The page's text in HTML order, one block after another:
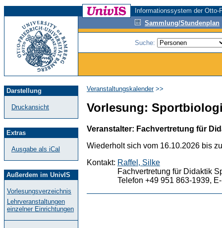
Informationssystem der
Sammlung/Stundenplan
Suche:
Darstellung
Druckansicht
Extras
Ausgabe als iCal
Außerdem im UnivIS
Vorlesungsverzeichnis
Lehrveranstaltungen
einzelner Einrichtungen
Veranstaltungskalender>>
Vorlesung:
Veranstalter: Fachvertretung für
Wiederholt sich vom 16.10.2026 bis
Kontakt: Raffel, Silke
Fachvertretung für Didaktik
Telefon +49 951 863-1939,